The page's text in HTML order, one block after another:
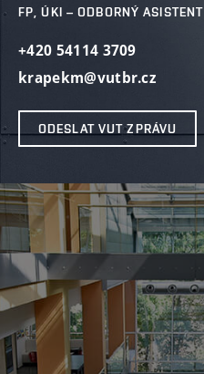
FP, ÚKI – ODBORNÝ ASISTENT
+420 54114 3709
krapekm@vutbr.cz
ODESLAT VUT ZPRÁVU